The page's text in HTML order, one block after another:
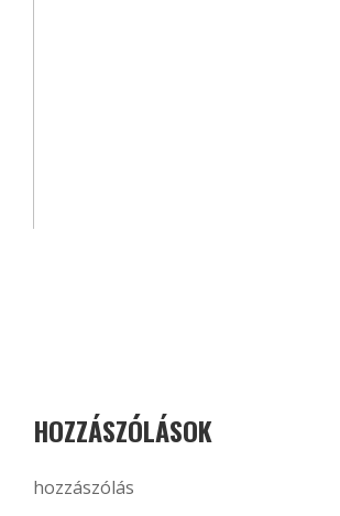
HOZZÁSZÓLÁSOK
hozzászólás